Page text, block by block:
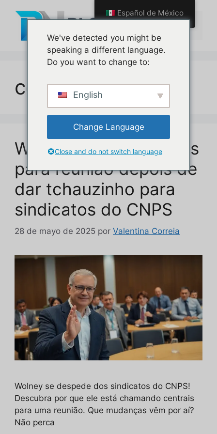
Menú
consulta prévia
Wolney chama centrais
para reunião depois de
dar tchauzinho para
sindicatos do CNPS
28 de mayo de 2025 por Valentina Correia
Wolney se despede dos sindicatos do CNPS!
Descubra por que ele está chamando centrais
para uma reunião. Que mudanças vêm por aí?
Não perca
Español de México
We've detected you might be
speaking a different language.
Do you want to change to:
English
Change Language
Close and do not switch language